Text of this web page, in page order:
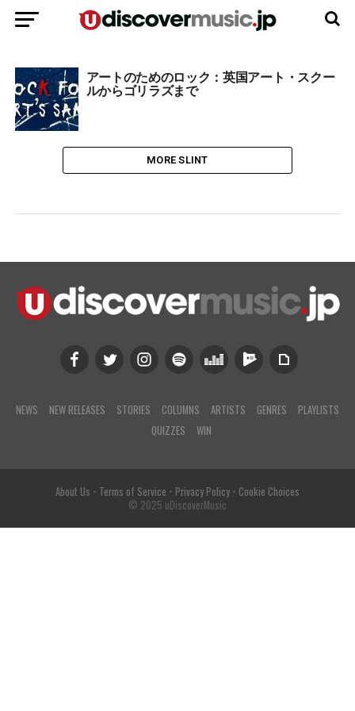
アートのためのロック：英国アート・スクー
ルからゴリラズまで
MORE SLINT
NEWS NEW RELEASES STORIES COLUMNS ARTISTS GENRES
PLAYLISTS
QUIZZES
WIN
About Us • Terms of Service • Privacy Policy• Cookie Choices
© 2025 uDiscoverMusic